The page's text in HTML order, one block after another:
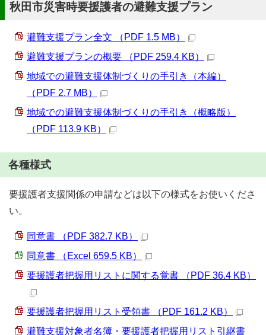
秋田市災害時要援護者の避難支援プラン
避難支援プラン全文 （PDF 1.5 MB）
避難支援プランの概要 （PDF 259.4 KB）
地域での避難支援体制づくりの手引き（本編）
（PDF 2.7 MB）
地域での避難支援体制づくりの手引き（概略版）
（PDF 113.9 KB）
各種様式
要援護者支援関係の申請などは以下の様式をお使いくださ
い。
同意書 （PDF 382.7 KB）
同意書 （Excel 659.5 KB）
要援護者把握用リストに関する覚書 （PDF 36.4 KB）
要援護者把握用リスト受領書 （PDF 161.2 KB）
避難支援対象者名簿・要援護者把握用リスト引継書